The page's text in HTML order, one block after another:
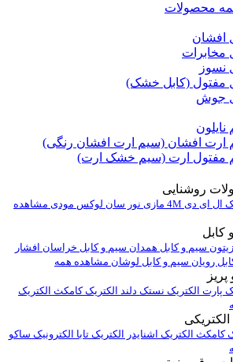
محصولات
افشان
مخابرات
نسوز
مفتول (کابل خشک)
جوش
ارت افشان (سیم ارت افشان رنگی)
مفتول ارت (سیم خشک ارت)
روشنایی
ال ای دی 4M مازی نور سان لوکس مودی مشاهده
کابل
سیم و کابل همدان سیم و کابل خراسان افشار
رویان سیم و کابل لوشان مشاهده همه
پریز
پارت الکتریک نستک دلند الکتریککامکث الکتریک
الکتریکی
کامکث الکتریک اشنایدر الکتریک تابا الکترونیک ساکو